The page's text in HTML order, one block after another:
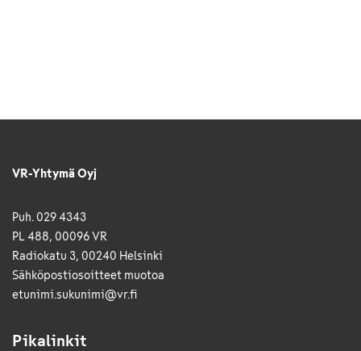
VR-Yhtymä Oyj
Puh. 029 4343
PL 488, 00096 VR
Radiokatu 3, 00240 Helsinki
Sähkö­posti­osoitteet muotoa
etunimi.sukunimi@vr.fi
Pikalinkit